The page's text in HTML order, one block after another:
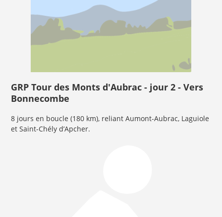
GRP Tour des Monts d'Aubrac - jour 2 - Vers
Bonnecombe
8 jours en boucle (180 km), reliant Aumont-Aubrac, Laguiole
et Saint-Chély d’Apcher.